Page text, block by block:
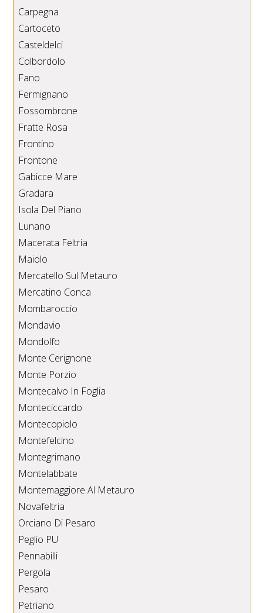
Carpegna
Cartoceto
Casteldelci
Colbordolo
Fano
Fermignano
Fossombrone
Fratte Rosa
Frontino
Frontone
Gabicce Mare
Gradara
Isola Del Piano
Lunano
Macerata Feltria
Maiolo
Mercatello Sul Metauro
Mercatino Conca
Mombaroccio
Mondavio
Mondolfo
Monte Cerignone
Monte Porzio
Montecalvo In Foglia
Monteciccardo
Montecopiolo
Montefelcino
Montegrimano
Montelabbate
Montemaggiore Al Metauro
Novafeltria
Orciano Di Pesaro
Peglio PU
Pennabilli
Pergola
Pesaro
Petriano